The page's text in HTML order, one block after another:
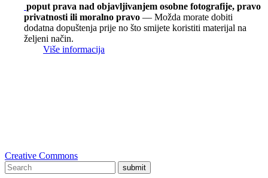
poput prava nad objavljivanjem osobne fotografije, pravo
privatnosti ili moralno pravo — Možda morate dobiti
dodatna dopuštenja prije no što smijete koristiti materijal na
željeni način.
Više informacija
Creative Commons
submit